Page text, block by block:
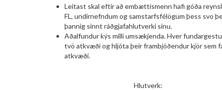
Leitast skal eftir að embættismenn hafi góða
FL, undirnefndum og samstarfsfélögum þess svo
þannig sinnt ráðgjafahlutverki sínu.
Aðalfundur kýs milli umsækjenda. Hver
tvö atkvæði og hljóta þeir frambjóðendur kjör sem
atkvæði.
Hlutverk: